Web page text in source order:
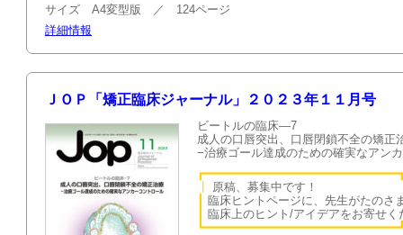
サイズ A4変型版 ／ 124ページ
詳細情報
ＪＯＰ「矯正臨床ジャーナル」２０２３年１１月号
ビートルの臨床—7
成人の口唇突出、口唇閉鎖不全の矯正
−治療ゴール達成のための確実なアン
原稿、募集
臨床ヒントページに、先生がたの
臨床上のヒント/アイデアを